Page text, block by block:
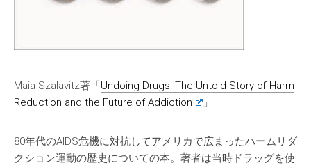
Maia Szalavitz著「Undoing Drugs: The Untold Story of Harm
Reduction and the Future of Addiction
」
80年代のAIDS危機に対抗してアメリカで広まったハームリダ
クション運動の歴史についての本。著者は当時ドラッグを使